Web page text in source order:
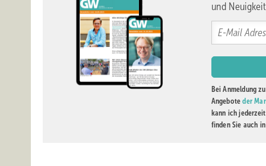
und
Bei Anmeldung
Angeboteder
kann ich
finden Sie auch